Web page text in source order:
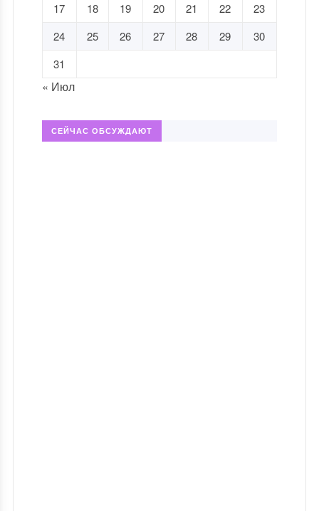
17
18 19 20 21 22
23
24
25 26 27 28 29
30
31
« Июл
СЕЙЧАС ОБСУЖДАЮТ